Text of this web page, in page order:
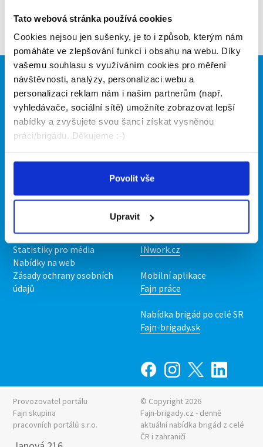
Tato webová stránka používá cookies
Cookies nejsou jen sušenky, je to i způsob, kterým nám
pomáháte ve zlepšování funkcí i obsahu na webu. Díky
vašemu souhlasu s využíváním cookies pro měření
návštěvnosti, analýzy, personalizaci webu a
personalizaci reklam nám i našim partnerům (např.
vyhledávače, sociální sítě) umožníte zobrazovat lepší
nabídky a zvyšujete svou šanci získat vysněnou
práci/brigádu. Děkujeme :-)
Povolit vše
Upravit
Zpět
Brigádníci
Články
Hledané brigády
Firmy
Vložit inzerát
Ceník
Kontakt
Upravit předvolby cookies
Statistiky pro média
Nabídky na web
Zásady ochrany osobních
údajů
Naše další projekty
Mobilní aplikace
Nabídka práce z celé ČR
INwork.cz
Mobilní aplikace
Fajn práce
Nabídka brigád po celé SR
Fajn-brigady.sk
Provozovatel portálu
Fajn skupina
pracovních portálů s.r.o.
© Copyright 2026
Fajn-brigady.cz - denně
aktuální nabídka brigád z celé
ČR i zahraničí